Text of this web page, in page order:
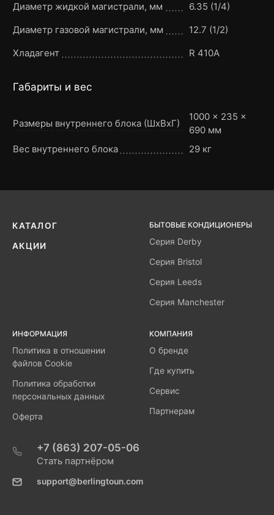
Диаметр жидкой магистрали, мм
6.35 (1/4)
Диаметр газовой магистрали, мм
12.7 (1/2)
Хладагент
R 410A
Габариты и вес
Размеры внутреннего блока (ШxВxГ)
1000 × 235 ×
690 мм
Вес внутреннего блока
29 кг
КАТАЛОГ
АКЦИИ
БЫТОВЫЕ КОНДИЦИОНЕРЫ
Серия Derby
Серия Bristol
Серия Leeds
Серия Manchester
ИНФОРМАЦИЯ
Политика в отношении
файлов Cookie
Политика обработки
персональных данных
Оферта
КОМПАНИЯ
О бренде
Где купить
Сервис
Партнерам
+7 (863) 207-05-06
Стать партнёром
support@berlingtoun.com